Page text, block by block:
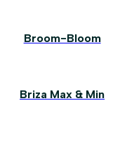
Broom-Bloom
Briza Max & Min